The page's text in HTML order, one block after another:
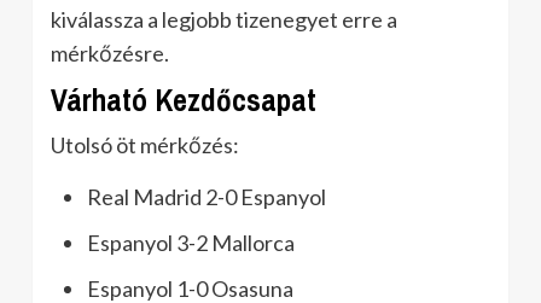
kiválassza a legjobb tizenegyet erre a
mérkőzésre.
Várható Kezdőcsapat
Utolsó öt mérkőzés:
Real Madrid 2-0 Espanyol
Espanyol 3-2 Mallorca
Espanyol 1-0 Osasuna